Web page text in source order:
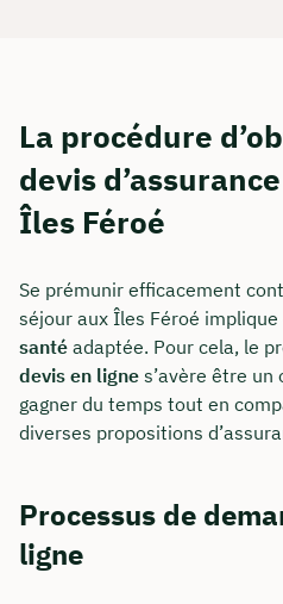
La procédure
devis
Îles Féroé
Se prémunir efficacement
séjour aux Îles Féroé
santé adaptée. Pour cela, le
devis en ligne s’avère être
gagner du temps tout en
diverses propositions
Processus de
ligne